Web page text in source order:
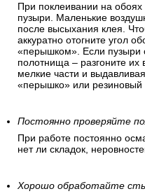
При поклеивании на обоях
пузыри. Маленькие
после высыхания клея.
аккуратно отогните угол
«перышком». Если пузыри
полотнища – разгоните
мелкие части и
«перышко» или резиновый
Постоянно проверяйте
При работе постоянно
нет ли складок,
Хорошо обработайте